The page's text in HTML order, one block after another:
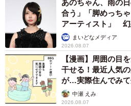
あのちゃん、雨の
合う」「脚めっち
アーティスト」 幻
まいどなメディア
2026.08.07
【漫画】周囲の目
干せる！最近人気
が…実際住んでみて
中瀬 えみ
2026.08.07